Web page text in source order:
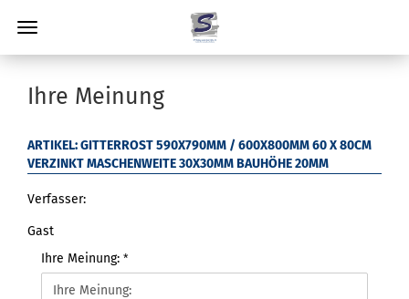
Ihre Meinung
ARTIKEL: GITTERROST 590X790MM / 600X800MM 60 X 80CM
VERZINKT MASCHENWEITE 30X30MM BAUHÖHE 20MM
Verfasser:
Gast
Ihre Meinung: